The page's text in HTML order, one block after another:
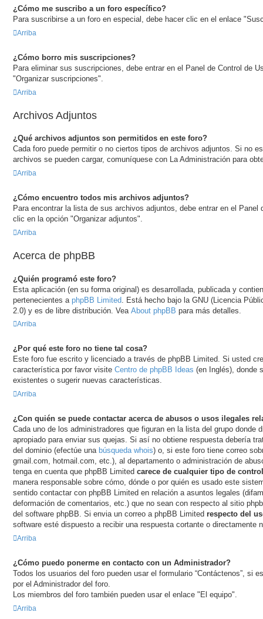
¿Cómo me suscribo a un foro específico?
Para suscribirse a un foro en especial, debe hacer clic en el enlace
Arriba
¿Cómo borro mis suscripciones?
Para eliminar sus suscripciones, debe entrar en el Panel de Control de
"Organizar suscripciones".
Arriba
Archivos Adjuntos
¿Qué archivos adjuntos son permitidos en este foro?
Cada foro puede permitir o no ciertos tipos de archivos adjuntos. Si no
archivos se pueden cargar, comuníquese con La Administración para
Arriba
¿Cómo encuentro todos mis archivos adjuntos?
Para encontrar la lista de sus archivos adjuntos, debe entrar en el Panel
clic en la opción "Organizar adjuntos".
Arriba
Acerca de phpBB
¿Quién programó este foro?
Esta aplicación (en su forma original) es desarrollada, publicada y
pertenecientes a phpBB Limited . Está hecho bajo la GNU (Licencia
2.0) y es de libre distribución. Vea About phpBB para más detalles.
Arriba
¿Por qué este foro no tiene tal cosa?
Este foro fue escrito y licenciado a través de phpBB Limited. Si usted
característica por favor visite Centro de phpBB Ideas (en Inglés), donde
existentes o sugerir nuevas características.
Arriba
¿Con quién se puede contactar acerca de abusos o usos ilegales
Cada uno de los administradores que figuran en la lista del grupo donde
apropiado para enviar sus quejas. Si así no obtiene respuesta debería
del dominio (efectúe una búsqueda whois) o, si este foro tiene correo
gmail.com, hotmail.com, etc.), al departamento o administración de
tenga en cuenta que phpBB Limited carece de cualquier tipo de control
manera responsable sobre cómo, dónde o por quién es usado este
sentido contactar con phpBB Limited en relación a asuntos legales
deformación de comentarios, etc.) que no sean con respecto al sitio
del software phpBB. Si envia un correo a phpBB Limited respecto del
software esté dispuesto a recibir una respuesta cortante o directamente
Arriba
¿Cómo puedo ponerme en contacto con un Administrador?
Todos los usuarios del foro pueden usar el formulario “Contáctenos”, si
por el Administrador del foro.
Los miembros del foro también pueden usar el enlace "El equipo".
Arriba